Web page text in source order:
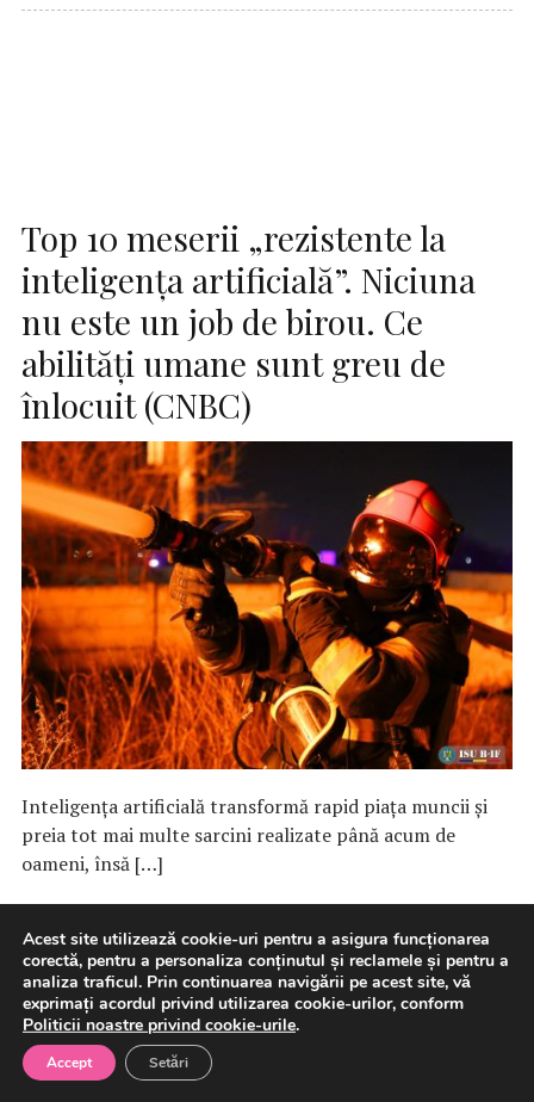
Top 10 meserii „rezistente la
inteligența artificială”. Niciuna
nu este un job de birou. Ce
abilități umane sunt greu de
înlocuit (CNBC)
Inteligența artificială transformă rapid piața muncii și
preia tot mai multe sarcini realizate până acum de
oameni, însă […]
10 august 2026 AI - Inteligenta Artificiala
Iranul este cel care ar trebui să
despăgubească SUA,
Acest site utilizează cookie-uri pentru a asigura funcționarea
corectă, pentru a personaliza conținutul și reclamele și pentru a
analiza traficul. Prin continuarea navigării pe acest site, vă
exprimați acordul privind utilizarea cookie-urilor, conform
Politicii noastre privind cookie-urile.
Accept Setări